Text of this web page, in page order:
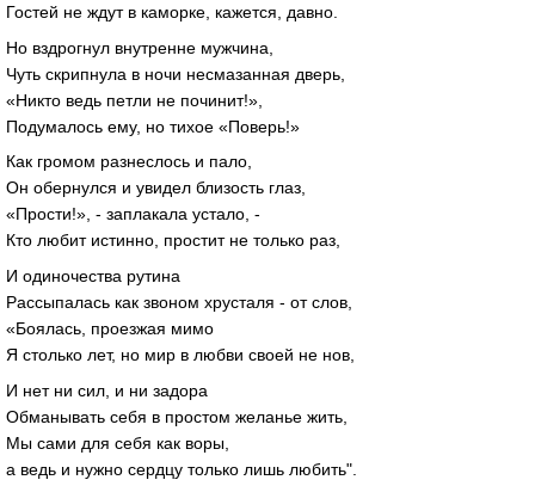
Гостей не ждут в каморке, кажется, давно.
Но вздрогнул внутренне мужчина,
Чуть скрипнула в ночи несмазанная дверь,
«Никто ведь петли не починит!»,
Подумалось ему, но тихое «Поверь!»
Как громом разнеслось и пало,
Он обернулся и увидел близость глаз,
«Прости!», - заплакала устало, -
Кто любит истинно, простит не только раз,
И одиночества рутина
Рассыпалась как звоном хрусталя - от слов,
«Боялась, проезжая мимо
Я столько лет, но мир в любви своей не нов,
И нет ни сил, и ни задора
Обманывать себя в простом желанье жить,
Мы сами для себя как воры,
а ведь и нужно сердцу только лишь любить".